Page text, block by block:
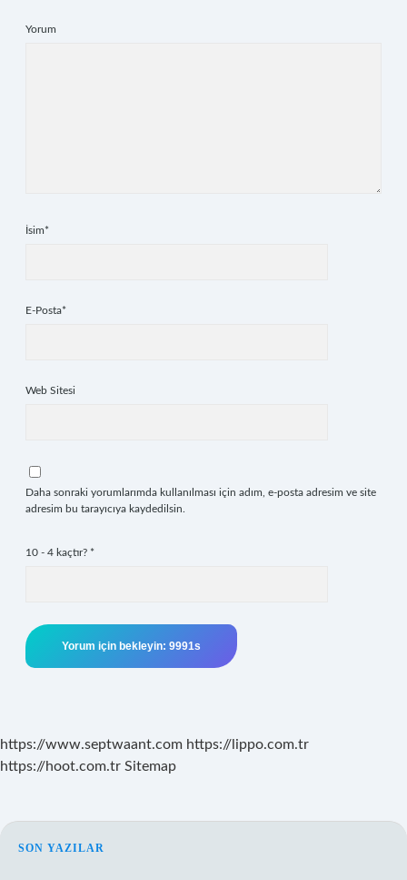
Yorum
İsim*
E-Posta*
Web Sitesi
Daha sonraki yorumlarımda kullanılması için adım, e-posta adresim ve site
adresim bu tarayıcıya kaydedilsin.
10 - 4 kaçtır? *
https://www.septwaant.com https://lippo.com.tr
https://hoot.com.tr Sitemap
SIDEBAR
SON YAZILAR